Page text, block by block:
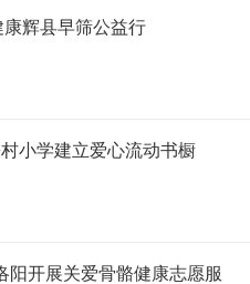
辉县早筛公益行
小学建立爱心流动书橱
开展关爱骨骼健康志愿服